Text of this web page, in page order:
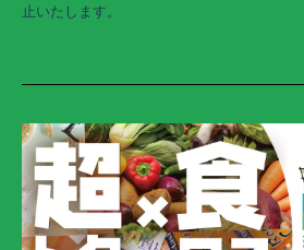
止いたします。